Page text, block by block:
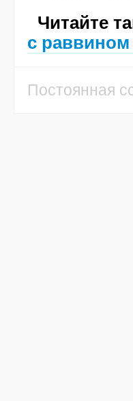
Читайте
с раввином
Постоянная